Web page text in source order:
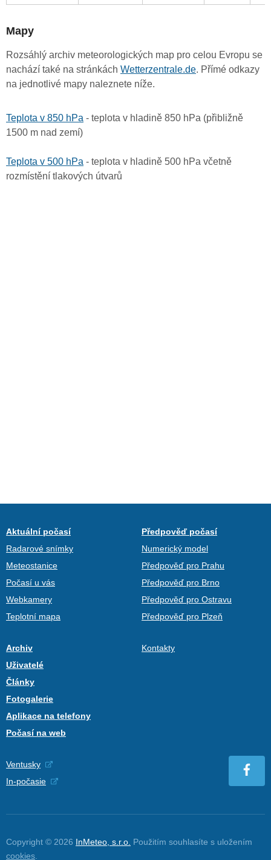
Mapy
Rozsáhlý archiv meteorologických map pro celou Evropu se
nachází také na stránkách Wetterzentrale.de. Přímé odkazy
na jednotlivé mapy naleznete níže.
Teplota v 850 hPa - teplota v hladině 850 hPa (přibližně
1500 m nad zemí)
Teplota v 500 hPa - teplota v hladině 500 hPa včetně
rozmístění tlakových útvarů
Aktuální počasí
Radarové snímky
Meteostanice
Počasí u vás
Webkamery
Teplotní mapa
Předpověď počasí
Numerický model
Předpověď pro Prahu
Předpověď pro Brno
Předpověď pro Ostravu
Předpověď pro Plzeň
Archiv
Uživatelé
Články
Fotogalerie
Aplikace na telefony
Počasí na web
Kontakty
Ventusky
In-počasie
Copyright © 2026 InMeteo, s.r.o. Použitím souhlasíte s uložením
cookies